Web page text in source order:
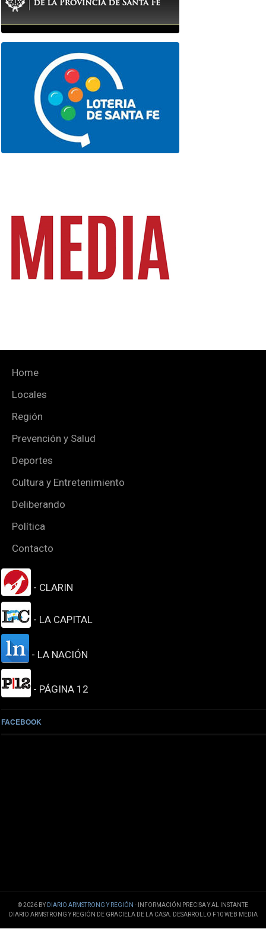
Home
Locales
Región
Prevención y Salud
Deportes
Cultura y Entretenimiento
Deliberando
Política
Contacto
- CLARIN
- LA CAPITAL
- LA NACIÓN
- PÁGINA 12
FACEBOOK
© 2026 BY DIARIO ARMSTRONG Y REGIÓN - INFORMACIÓN PRECISA Y AL INSTANTE
DIARIO ARMSTRONG Y REGIÓN DE GRACIELA DE LA CASA. DESARROLLO F10 WEB MEDIA